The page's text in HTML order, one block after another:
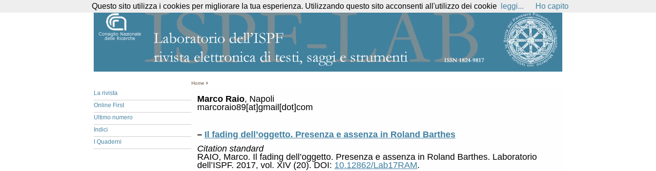
English Italiano
Privacy Suggerimenti
Home ›
Marco Raio, Napoli
marcoraio89[at]gmail[dot]com
– Il fading dell’oggetto. Presenza e assenza in Roland Barthes
Citation standard
RAIO, Marco. Il fading dell’oggetto. Presenza e assenza in Roland Barthes. Laboratorio
dell’ISPF. 2017, vol. XIV (20). DOI: 10.12862/Lab17RAM.
La rivista
Online First
Ultimo numero
Indici
I Quaderni
Questo sito utilizza i cookies per migliorare la tua esperienza. Utilizzando questo sito acconsenti all'utilizzo dei cookie leggi... Ho capito